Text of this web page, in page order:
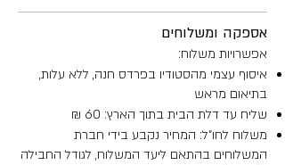
אספקה ומשלוחים
אפשרויות משלוח:
איסוף עצמי מהסטודיו בפרדס חנה, ללא עלות,
בתיאום מראש
שליח עד דלת הבית בתוך הארץ: 60 ₪
משלוח לחו"ל: המחיר נקבע בידי חברת
המשלוחים בהתאם ליעד המשלוח, לגודל החבילה